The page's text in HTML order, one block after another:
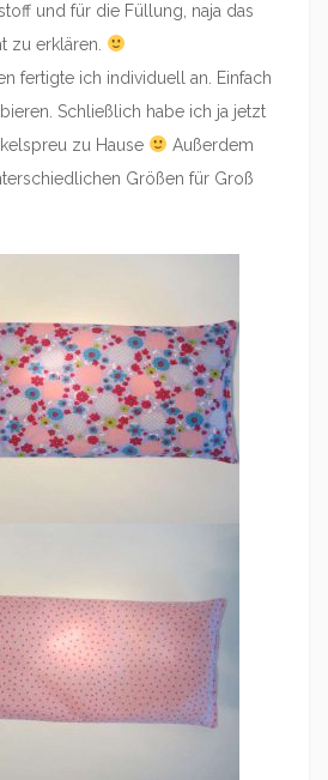
und für die Füllung, naja das
zu erklären.
fertigte ich individuell an. Einfach
Schließlich habe ich ja jetzt
zu Hause
Außerdem
Größen für Groß